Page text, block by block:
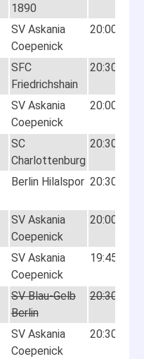
1890
SV Askania
Coepenick
20:00
SFC
Friedrichshain
20:30
SV Askania
Coepenick
20:00
SC
Charlottenburg
20:30
Berlin Hilalspor 20:30
SV Askania
Coepenick
20:00
SV Askania
Coepenick
19:45
SV Blau-Gelb
Berlin
20:30
SV Askania
Coepenick
20:30